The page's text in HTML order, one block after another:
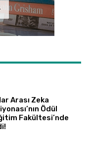
Arası Zeka
Ödül
Fakültesi’nde